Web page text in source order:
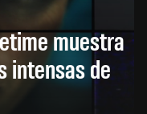
muestra
intensas de